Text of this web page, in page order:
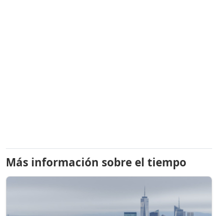
Más información sobre el tiempo